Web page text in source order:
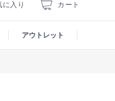
に入り カート
アウトレット